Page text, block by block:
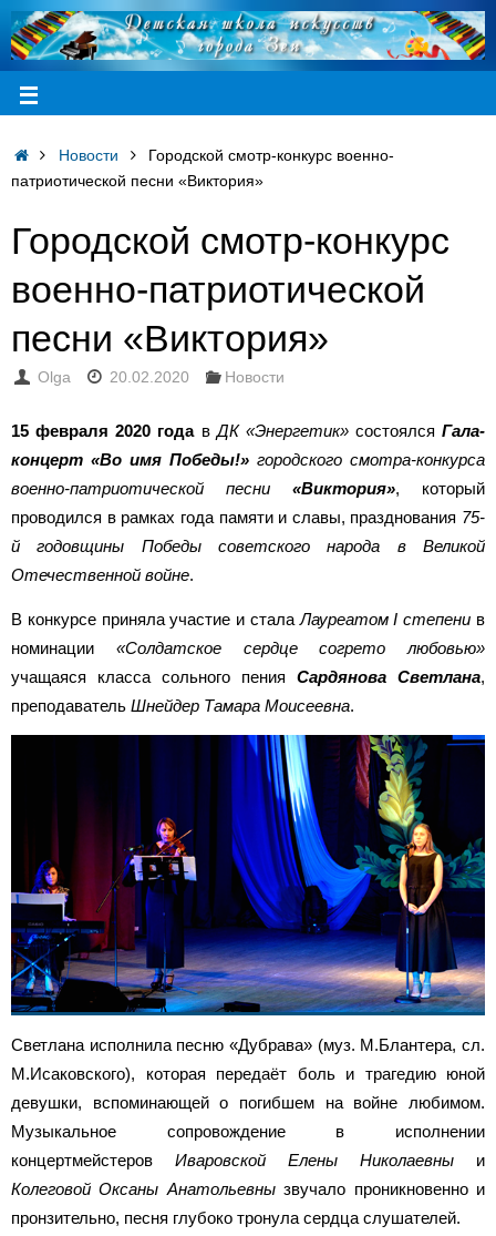
Новости
Городской смотр-конкурс военно-
патриотической песни «Виктория»
Городской смотр-конкурс
военно-патриотической
песни «Виктория»
Olga 20.02.2020 Новости
15 февраля 2020 годавДК «Энергетик»состоялся Гала-
концерт «Во имя Победы!» городского смотра-конкурса
военно-патриотической песни
«Виктория», который
проводился в рамках года памяти и славы, празднования 75-
й годовщины Победы советского народа в Великой
Отечественной войне.
В конкурсе приняла участие и сталаЛауреатом I степени в
номинации «Солдатское сердце согрето любовью»
учащаяся класса сольного пения Сардянова Светлана,
преподаватель Шнейдер Тамара Моисеевна.
Светлана исполнила песню «Дубрава» (муз. М.Блантера, сл.
М.Исаковского), которая передаёт боль и трагедию юной
девушки, вспоминающей о погибшем на войне любимом.
Музыкальное сопровождение в исполнении
концертмейстеров Иваровской Елены Николаевны и
Колеговой Оксаны Анатольевнызвучало проникновенно и
пронзительно, песня глубоко тронула сердца слушателей.